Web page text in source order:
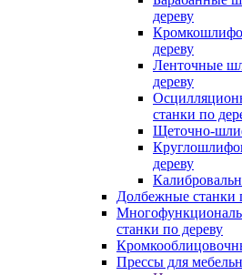
дереву
дереву
Ленточные
дереву
станки по
Щеточно-
дереву
Долбежные станки
станки по дереву
Прессы для